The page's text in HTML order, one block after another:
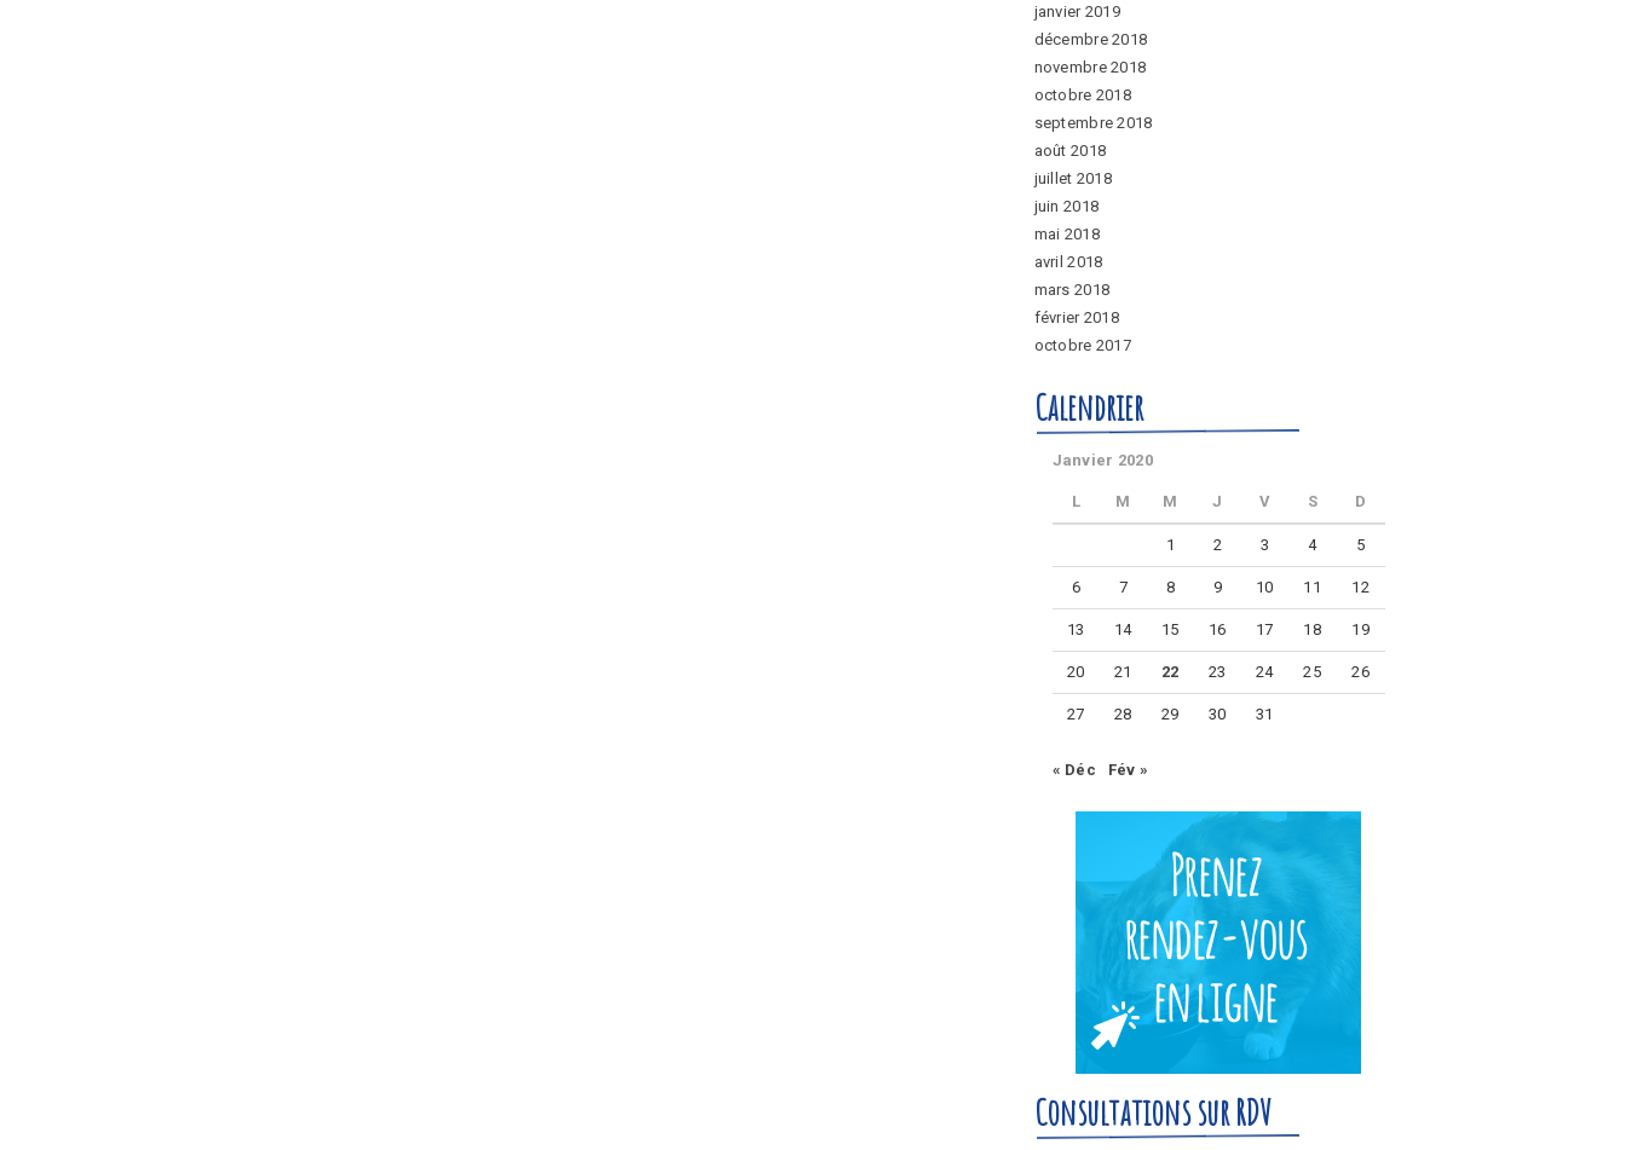
janvier 2019
décembre 2018
novembre 2018
octobre 2018
septembre 2018
août 2018
juillet 2018
juin 2018
mai 2018
avril 2018
mars 2018
février 2018
octobre 2017
Calendrier
Janvier 2020
L M M J V S D
1 2 3 4 5
6 7 8 9 10 11 12
13 14 15 16 17 18 19
20 21 22 23 24 25 26
27 28 29 30 31
« Déc Fév »
Consultations sur RDV